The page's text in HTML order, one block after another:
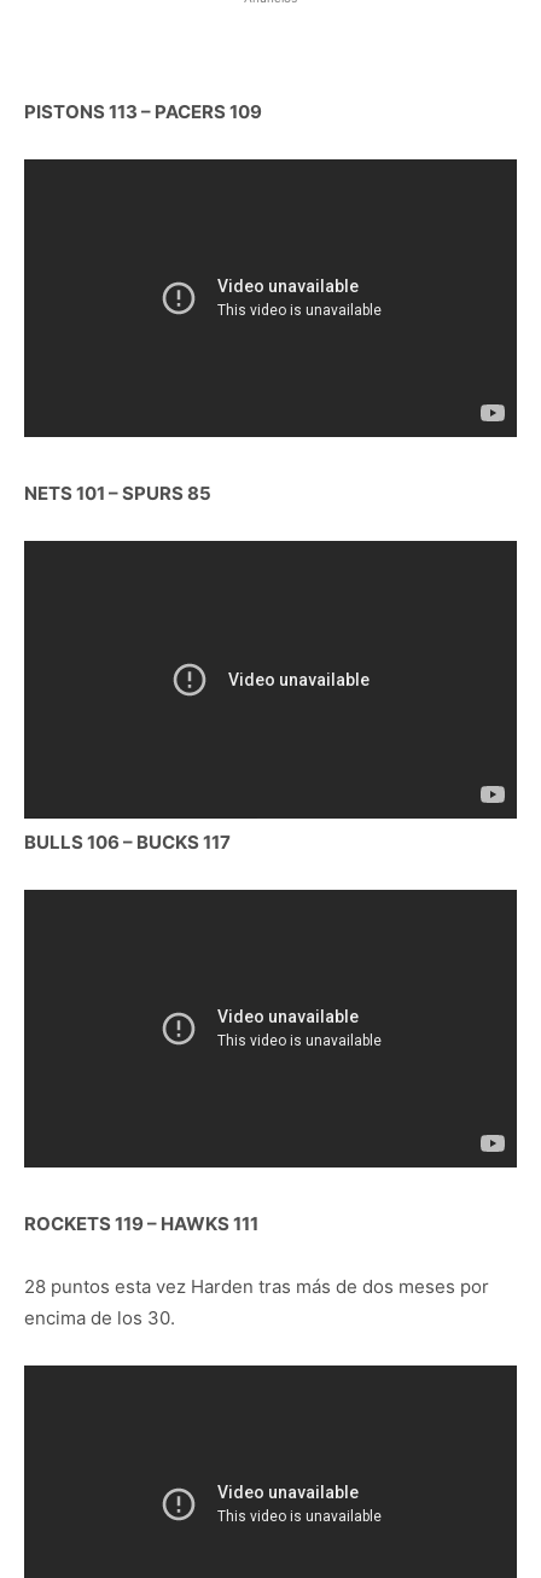
PISTONS 113 – PACERS 109
NETS 101 – SPURS 85
BULLS 106 – BUCKS 117
ROCKETS 119 – HAWKS 111
28 puntos esta vez Harden tras más de dos meses por
encima de los 30.